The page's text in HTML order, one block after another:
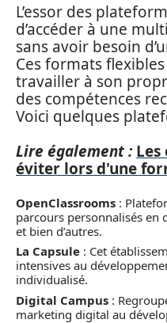
L’essor des
d’accéder à une
sans avoir besoin
Ces formats
travailler à son
des compétences
Voici quelques
Lire également :
éviter lors d'une
OpenClassrooms :
parcours personnalisés en
et bien d’autres.
La Capsule : Cet
intensives au
individualisé.
Digital Campus :
marketing digital au